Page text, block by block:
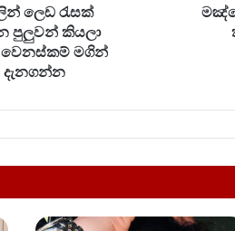
ලෙඩ රැසක්
පුලුවන් කියලා
වෙනස්කම් මගින්
දැනගන්න
කි
න්
නේ